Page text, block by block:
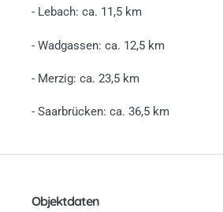
- Lebach: ca. 11,5 km
- Wadgassen: ca. 12,5 km
- Merzig: ca. 23,5 km
- Saarbrücken: ca. 36,5 km
Objektdaten